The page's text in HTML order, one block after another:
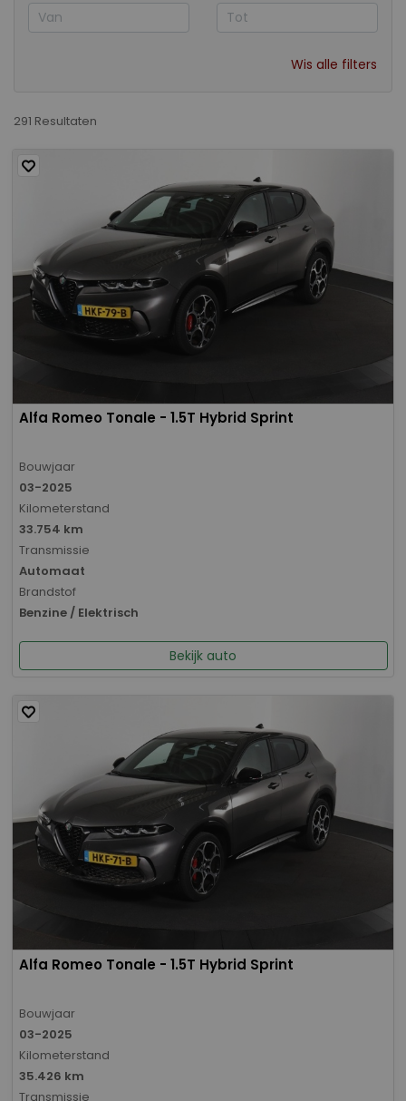
Wis alle filters
291 Resultaten
Alfa Romeo Tonale - 1.5T Hybrid Sprint
Bouwjaar
03-2025
Kilometerstand
33.754 km
Transmissie
Automaat
Brandstof
Benzine / Elektrisch
Bekijk auto
Alfa Romeo Tonale - 1.5T Hybrid Sprint
Bouwjaar
03-2025
Kilometerstand
35.426 km
Transmissie